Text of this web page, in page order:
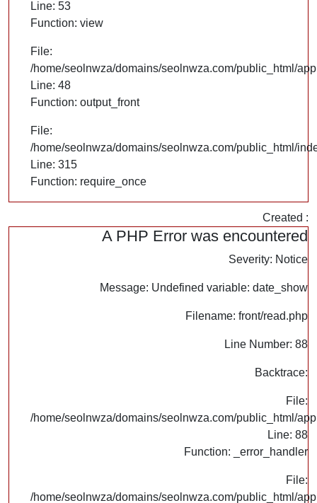
Line: 53
Function: view
File:
/home/seolnwza/domains/seolnwza.com/public_html/
Line: 48
Function: output_front
File:
/home/seolnwza/domains/seolnwza.com/public_html/
Line: 315
Function: require_once
Created :
A PHP Error was encountered
Severity: Notice
Message: Undefined variable: date_show
Filename: front/read.php
Line Number: 88
Backtrace:
File:
/home/seolnwza/domains/seolnwza.com/public_html/
Line: 88
Function: _error_handler
File:
/home/seolnwza/domains/seolnwza.com/public_html/